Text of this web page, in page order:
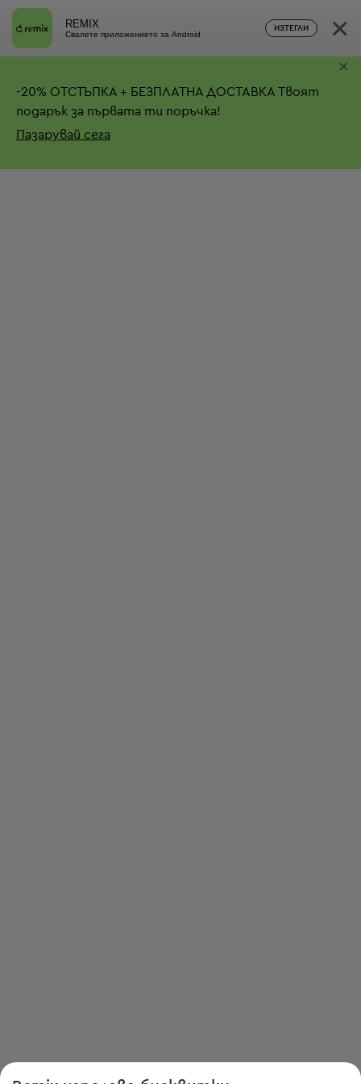
REMIX
Свалете приложението за Android
ИЗТЕГЛИ ×
-20% ОТСТЪПКА + БЕЗПЛАТНА ДОСТАВКА Твоят
подарък за първата ти поръчка!
Пазарувай сега
×